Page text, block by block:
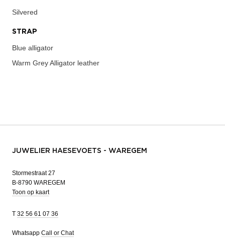
Silvered
STRAP
Blue alligator
Warm Grey Alligator leather
JUWELIER HAESEVOETS - WAREGEM
Stormestraat 27
B-8790 WAREGEM
Toon op kaart
T 32 56 61 07 36
Whatsapp Call or Chat